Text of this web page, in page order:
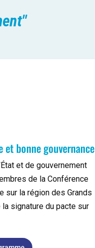
et bonne gouvernance
et de gouvernement
de la Conférence
sur la région des Grands
la signature du pacte sur